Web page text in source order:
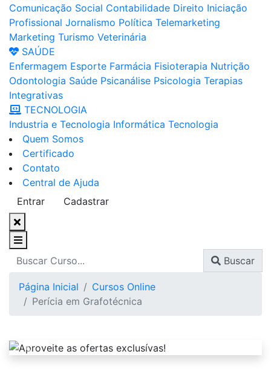
Comunicação Social Contabilidade Direito Iniciação
Profissional Jornalismo Política Telemarketing
Marketing Turismo Veterinária
SAÚDE
Enfermagem Esporte Farmácia Fisioterapia Nutrição
Odontologia Saúde Psicanálise Psicologia Terapias
Integrativas
TECNOLOGIA
Industria e Tecnologia Informática Tecnologia
Quem Somos
Certificado
Contato
Central de Ajuda
Entrar
Cadastrar
Buscar
Página Inicial
Cursos Online
Perícia em Grafotécnica